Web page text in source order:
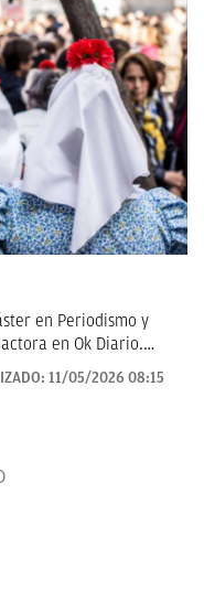
en Periodismo y
en Ok Diario.
de los astros, sigo a la
tendencias en moda.
11/05/2026 08:15